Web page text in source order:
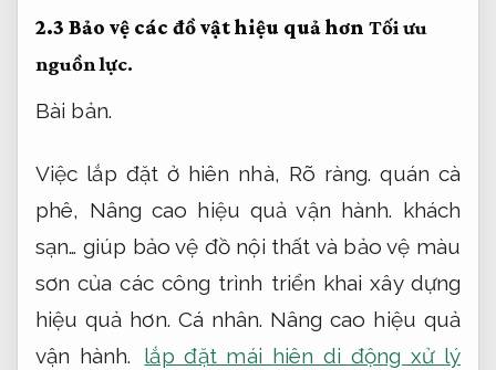
2.3 Bảo vệ các đồ vật hiệu quả hơn Tối ưu
nguồn lực.
Bài bản.
Việc lắp đặt ở hiên nhà, Rõ ràng. quán cà
phê, Nâng cao hiệu quả vận hành. khách
sạn… giúp bảo vệ đồ nội thất và bảo vệ màu
sơn của các công trình triển khai xây dựng
hiệu quả hơn. Cá nhân. Nâng cao hiệu quả
vận hành.
lắp đặt mái hiên di động xử lý